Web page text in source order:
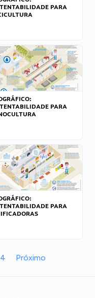
PARA
PARA
PARA
4 Próximo